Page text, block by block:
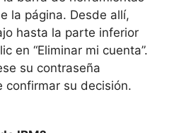
la página. Desde allí,
hasta la parte inferior
en “Eliminar mi cuenta”.
su contraseña
confirmar su decisión.